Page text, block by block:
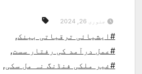
جنوری 26, 2024
#ایشیائی ترقیاتی بینک,
#عمل درآمد کی رفتار سست,
#غیر ملکی فنڈنگ نہ مل سکی,